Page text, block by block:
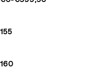
155
160